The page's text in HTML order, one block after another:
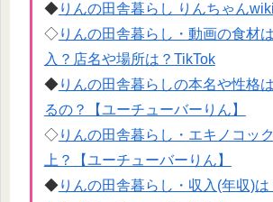
◆りんの田舎暮らし りんちゃんwiki
◇りんの田舎暮らし・動画の食材
入？店名や場所は？TikTok
◆りんの田舎暮らしの本名や性格
るの？【ユーチューバーりん】
◇りんの田舎暮らし・エキノコッ
上？【ユーチューバーりん】
◆りんの田舎暮らし・収入(年収)は